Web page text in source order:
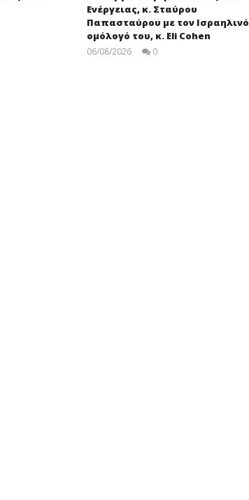
Ενέργειας, κ. Σταύρου
Παπασταύρου με τον Ισραηλινό
ομόλογό του, κ. Eli Cohen
06/08/2026 0